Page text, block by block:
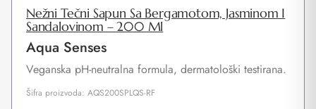
Nežni Tečni Sapun Sa Bergamotom, Jasminom I
Sandalovinom – 200 Ml
Aqua Senses
Veganska pH-neutralna formula, dermatološki testirana.
Šifra proizvoda: AQS200SPLQS-RF